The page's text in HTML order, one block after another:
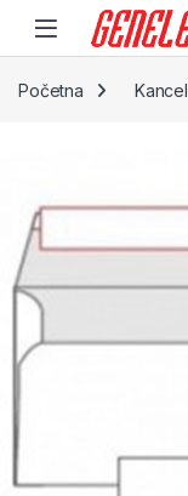
Skip to navigation
Skip to content
Početna